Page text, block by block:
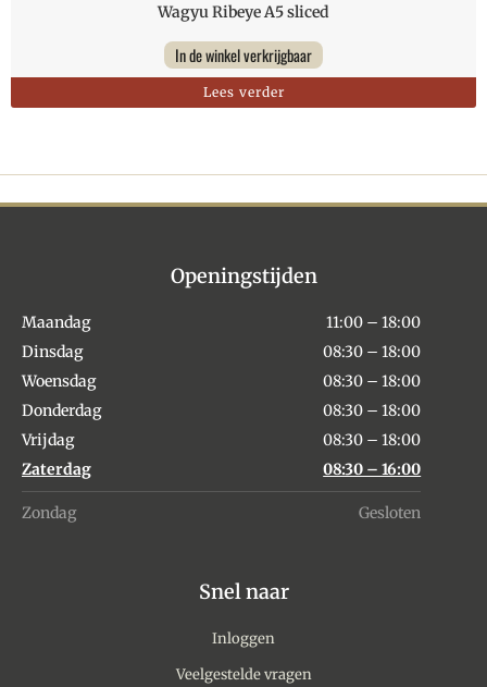
Wagyu Ribeye A5 sliced
In de winkel verkrijgbaar
Lees verder
Openingstijden
Maandag
11:00 – 18:00
Dinsdag
08:30 – 18:00
Woensdag
08:30 – 18:00
Donderdag
08:30 – 18:00
Vrijdag
08:30 – 18:00
Zaterdag
08:30 – 16:00
Zondag Gesloten
Snel naar
Inloggen
Veelgestelde vragen